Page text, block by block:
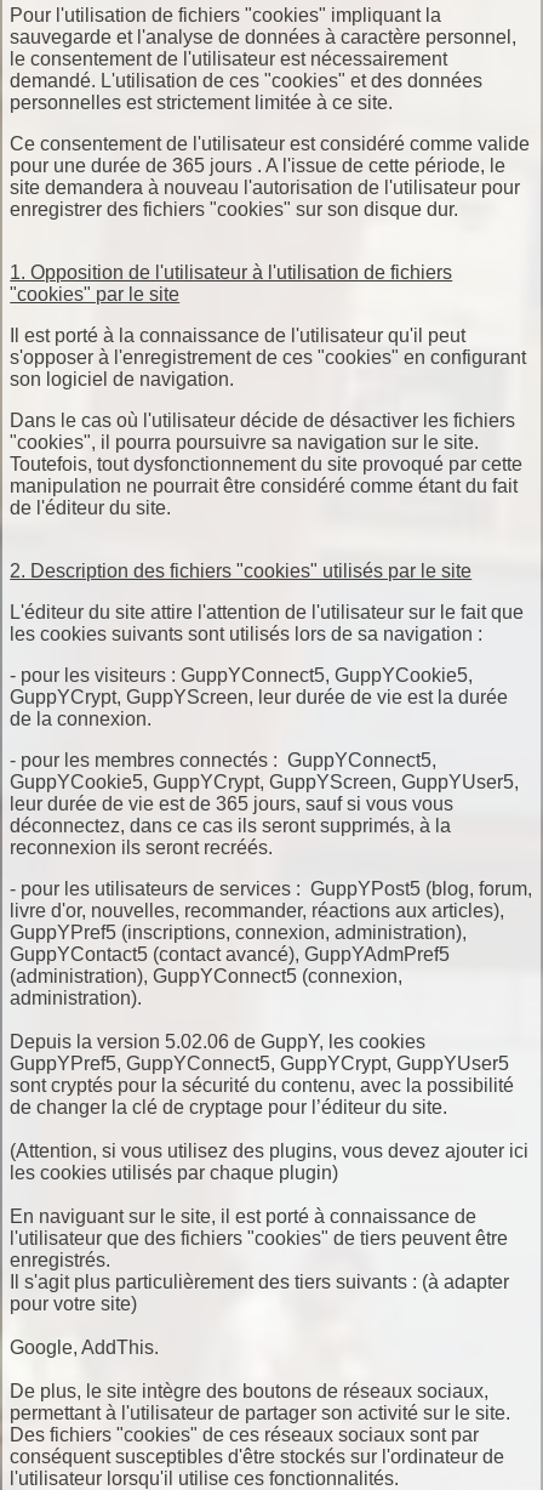
Pour l'utilisation de fichiers "cookies" impliquant la
sauvegarde et l'analyse de données à caractère personnel,
le consentement de l'utilisateur est nécessairement
demandé. L'utilisation de ces "cookies" et des données
personnelles est strictement limitée à ce site.
Ce consentement de l'utilisateur est considéré comme valide
pour une durée de 365 jours . A l'issue de cette période, le
site demandera à nouveau l'autorisation de l'utilisateur pour
enregistrer des fichiers "cookies" sur son disque dur.
1. Opposition de l'utilisateur à l'utilisation de fichiers
"cookies" par le site
Il est porté à la connaissance de l'utilisateur qu'il peut
s'opposer à l'enregistrement de ces "cookies" en configurant
son logiciel de navigation.
Dans le cas où l'utilisateur décide de désactiver les fichiers
"cookies", il pourra poursuivre sa navigation sur le site.
Toutefois, tout dysfonctionnement du site provoqué par cette
manipulation ne pourrait être considéré comme étant du fait
de l'éditeur du site.
2. Description des fichiers "cookies" utilisés par le site
L'éditeur du site attire l'attention de l'utilisateur sur le fait que
les cookies suivants sont utilisés lors de sa navigation :
- pour les visiteurs : GuppYConnect5, GuppYCookie5,
GuppYCrypt, GuppYScreen, leur durée de vie est la durée
de la connexion.
- pour les membres connectés : GuppYConnect5,
GuppYCookie5, GuppYCrypt, GuppYScreen, GuppYUser5,
leur durée de vie est de 365 jours, sauf si vous vous
déconnectez, dans ce cas ils seront supprimés, à la
reconnexion ils seront recréés.
- pour les utilisateurs de services : GuppYPost5 (blog, forum,
livre d'or, nouvelles, recommander, réactions aux articles),
GuppYPref5 (inscriptions, connexion, administration),
GuppYContact5 (contact avancé), GuppYAdmPref5
(administration), GuppYConnect5 (connexion,
administration).
Depuis la version 5.02.06 de GuppY, les cookies
GuppYPref5, GuppYConnect5, GuppYCrypt, GuppYUser5
sont cryptés pour la sécurité du contenu, avec la possibilité
de changer la clé de cryptage pour l’éditeur du site.
(Attention, si vous utilisez des plugins, vous devez ajouter ici
les cookies utilisés par chaque plugin)
En naviguant sur le site, il est porté à connaissance de
l'utilisateur que des fichiers "cookies" de tiers peuvent être
enregistrés.
Il s'agit plus particulièrement des tiers suivants : (à adapter
pour votre site)
Google, AddThis.
De plus, le site intègre des boutons de réseaux sociaux,
permettant à l'utilisateur de partager son activité sur le site.
Des fichiers "cookies" de ces réseaux sociaux sont par
conséquent susceptibles d'être stockés sur l'ordinateur de
l'utilisateur lorsqu'il utilise ces fonctionnalités.